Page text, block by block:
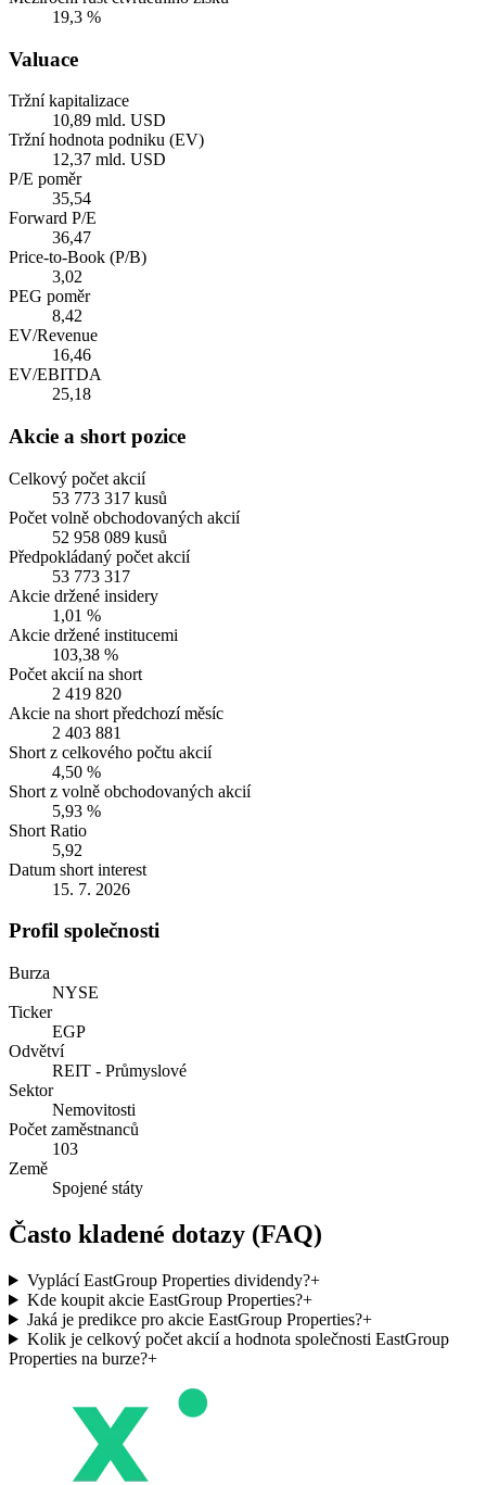
19,3 %
Valuace
Tržní kapitalizace
10,89 mld. USD
Tržní hodnota podniku (EV)
12,37 mld. USD
P/E poměr
35,54
Forward P/E
36,47
Price-to-Book (P/B)
3,02
PEG poměr
8,42
EV/Revenue
16,46
EV/EBITDA
25,18
Akcie a short pozice
Celkový počet akcií
53 773 317 kusů
Počet volně obchodovaných akcií
52 958 089 kusů
Předpokládaný počet akcií
53 773 317
Akcie držené insidery
1,01 %
Akcie držené institucemi
103,38 %
Počet akcií na short
2 419 820
Akcie na short předchozí měsíc
2 403 881
Short z celkového počtu akcií
4,50 %
Short z volně obchodovaných akcií
5,93 %
Short Ratio
5,92
Datum short interest
15. 7. 2026
Profil společnosti
Burza
NYSE
Ticker
EGP
Odvětví
REIT - Průmyslové
Sektor
Nemovitosti
Počet zaměstnanců
103
Země
Spojené státy
Často kladené dotazy (FAQ)
Vyplácí EastGroup Properties dividendy?+
Kde koupit akcie EastGroup Properties?+
Jaká je predikce pro akcie EastGroup Properties?+
Kolik je celkový počet akcií a hodnota společnosti EastGroup
Properties na burze?+